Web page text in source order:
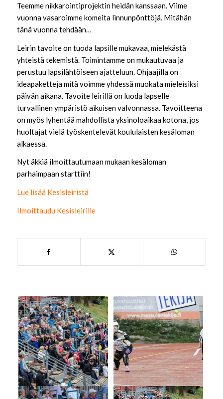
Teemme nikkarointiprojektin heidän kanssaan. Viime
vuonna vasaroimme komeita linnunpönttöjä. Mitähän
tänä vuonna tehdään…
Leirin tavoite on tuoda lapsille mukavaa, mielekästä
yhteistä tekemistä. Toimintamme on mukautuvaa ja
perustuu lapsilähtöiseen ajatteluun. Ohjaajilla on
ideapaketteja mitä voimme yhdessä muokata mieleisiksi
päivän aikana. Tavoite leirillä on luoda lapselle
turvallinen ympäristö aikuisen valvonnassa. Tavoitteena
on myös lyhentää mahdollista yksinoloaikaa kotona, jos
huoltajat vielä työskentelevät koululaisten kesäloman
alkaessa.
Nyt äkkiä ilmoittautumaan mukaan kesäloman
parhaimpaan starttiin!
Lue lisää Kesisleiristä
Ilmoittaudu Kesisleirille